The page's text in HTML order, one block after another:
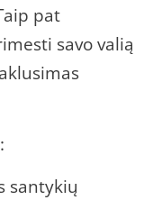
pat
savo valią
santykių